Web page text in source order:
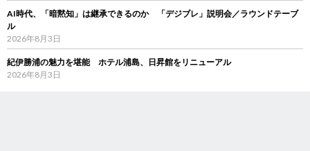
AI時代、「暗黙知」は継承できるのか 「デジブレ」説明会／ラウンドテーブ
ル
2026年8月3日
紀伊勝浦の魅力を堪能 ホテル浦島、日昇館をリニューアル
2026年8月3日